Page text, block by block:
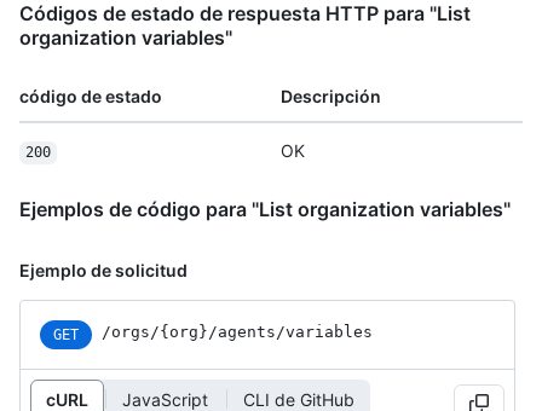
Códigos de estado de respuesta HTTP para "List
organization variables"
código de estado Descripción
200 OK
Ejemplos de código para "List organization variables"
Ejemplo de solicitud
GET /orgs/{org}/agents/variables
cURL JavaScript CLI de GitHub